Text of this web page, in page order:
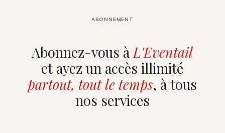
Abonnez-vous àL'Eventail
et ayez un accès illimité
partout, tout le temps, à tous
nos services
ABONNEMENT